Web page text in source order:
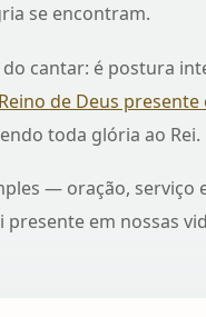
se encontram.
cantar: é postura
de Deus
toda glória ao Rei.
— oração,
em nossas